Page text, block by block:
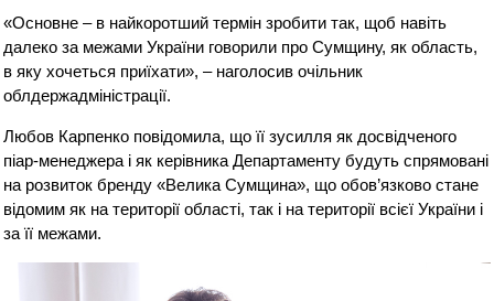
«Основне – в найкоротший термін зробити так, щоб навіть
далеко за межами України говорили про Сумщину, як область,
в яку хочеться приїхати», – наголосив очільник
облдержадміністрації.
Любов Карпенко повідомила, що її зусилля як досвідченого
піар-менеджера і як керівника Департаменту будуть спрямовані
на розвиток бренду «Велика Сумщина», що обов’язково стане
відомим як на території області, так і на території всієї України і
за її межами.